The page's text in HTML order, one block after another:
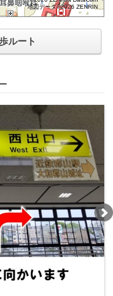
地図データ©2026 ZENRIN
ルート